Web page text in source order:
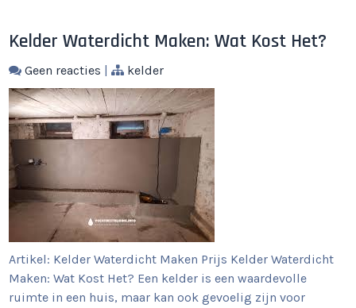
Kelder Waterdicht Maken: Wat Kost Het?
Geen reacties | kelder
Artikel: Kelder Waterdicht Maken Prijs Kelder Waterdicht
Maken: Wat Kost Het? Een kelder is een waardevolle
ruimte in een huis, maar kan ook gevoelig zijn voor